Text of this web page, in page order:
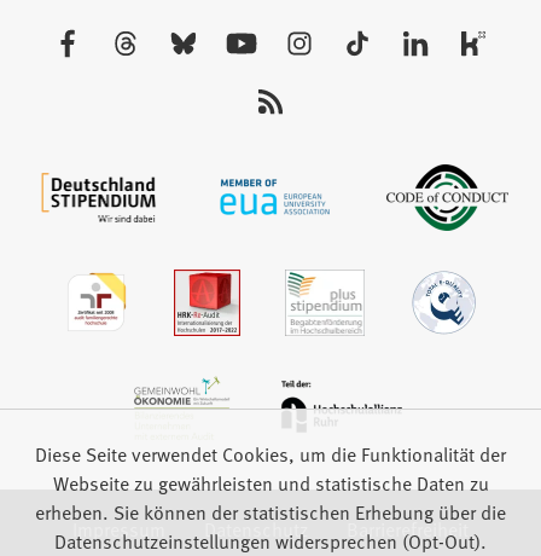
neuen
Besuchen
Impressum Datenschutz Barrierefreiheit
Diese Seite verwendet Cookies, um die Funktionalität der
Webseite zu gewährleisten und statistische Daten zu
erheben. Sie können der statistischen Erhebung über die
Datenschutzeinstellungen widersprechen (Opt-Out).